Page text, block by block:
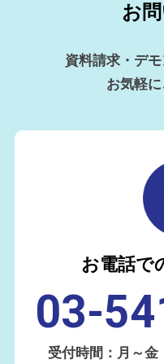
お
資料請求・デモ
お気軽に
お電話で
03-
受付時間：月～金